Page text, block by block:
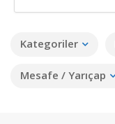
Kategoriler
Mesafe / Yarıçap